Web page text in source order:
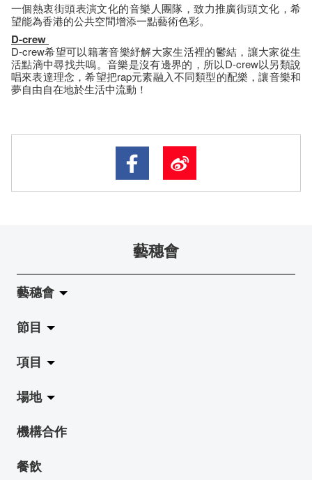
一個熱衷街頭表演文化的音樂人團隊，致力推廣街頭文化，希
望能為香港的公共空間增添一點藝術色彩。
D-crew
D-crew希望可以籍著音樂紓解大家生活裡的鬱結，讓大家從生
活點滴中尋找共嗚。音樂是沒有邊界的，所以D-crew以另類說
唱來表達理念，希望把rap元素融入不同類型的配樂，讓音樂和
夢自由自在地於生活中流動！
藝穗會
藝穗會
關於藝穗會
藝穗會的演化
使命與宗旨
藝穗會架構
檔案庫
節目
拉闊
展覽
演出
活動
項目
Jazz-Go-Central, Jazz-Go-Fringe
LPL
2015-16 藝術場地資助計劃
場地
陳麗玲畫廊
奶庫
機構合作
餐飲